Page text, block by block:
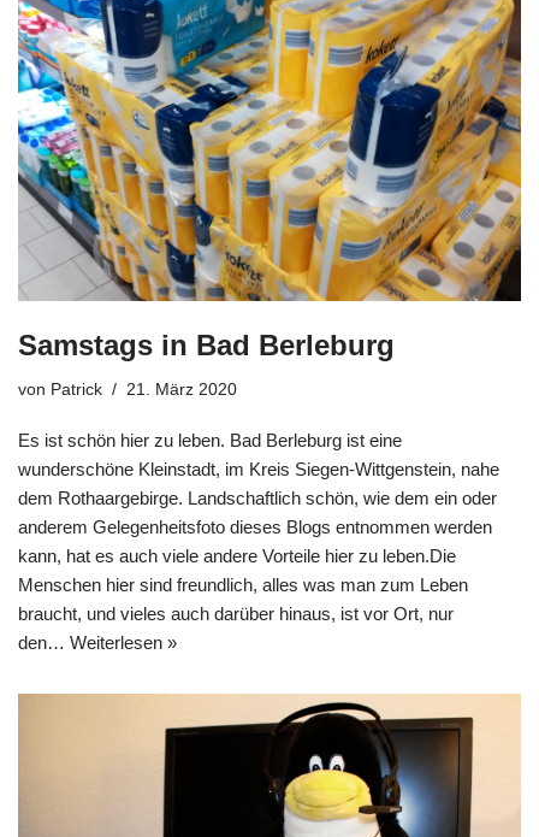
Samstags in Bad Berleburg
von Patrick 21. März 2020
Es ist schön hier zu leben. Bad Berleburg ist eine
wunderschöne Kleinstadt, im Kreis Siegen-Wittgenstein, nahe
dem Rothaargebirge. Landschaftlich schön, wie dem ein oder
anderem Gelegenheitsfoto dieses Blogs entnommen werden
kann, hat es auch viele andere Vorteile hier zu leben.Die
Menschen hier sind freundlich, alles was man zum Leben
braucht, und vieles auch darüber hinaus, ist vor Ort, nur
den… Weiterlesen »